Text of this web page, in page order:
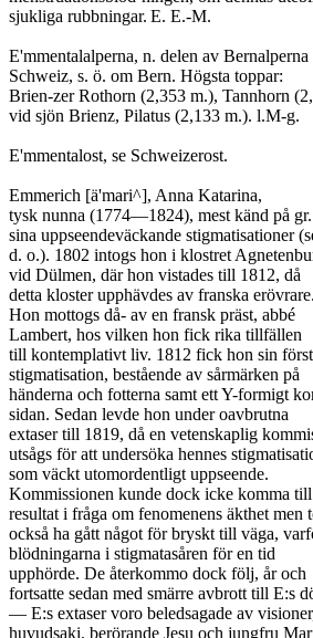
sjukliga rubbningar.	E. E.-M.
E'mmentalalperna, n. delen av Bernalperna
Schweiz, s. ö. om Bern. Högsta toppar:
Brien-zer Rothorn (2,353 m.), Tannhorn
vid sjön Brienz, Pilatus (2,133 m.). l.M-g.
E'mmentalost, se Schweizerost.
Emmerich [ä'mari^], Anna Katarina,
tysk nunna (1774—1824), mest känd på
sina uppseendeväckande stigmatisationer
d. o.). 1802 intogs hon i klostret
vid Dülmen, där hon vistades till 1812, då
detta kloster upphävdes av franska erövrare.
Hon mottogs då- av en fransk präst, abbé
Lambert, hos vilken hon fick rika tillfällen
till kontemplativt liv. 1812 fick hon sin
stigmatisation, bestående av sårmärken på
händerna och fotterna samt ett Y-formigt
sidan. Sedan levde hon under oavbrutna
extaser till 1819, då en vetenskaplig
utsågs för att undersöka hennes
som väckt utomordentligt uppseende.
Kommissionen kunde dock icke komma
resultat i fråga om fenomenens äkthet men
också ha gått något för bryskt till väga,
blödningarna i stigmatasåren för en tid
upphörde. De återkommo dock följ, år och
fortsatte sedan med smärre avbrott till E:s
— E:s extaser voro beledsagade av
huvudsaki. berörande Jesu och jungfru